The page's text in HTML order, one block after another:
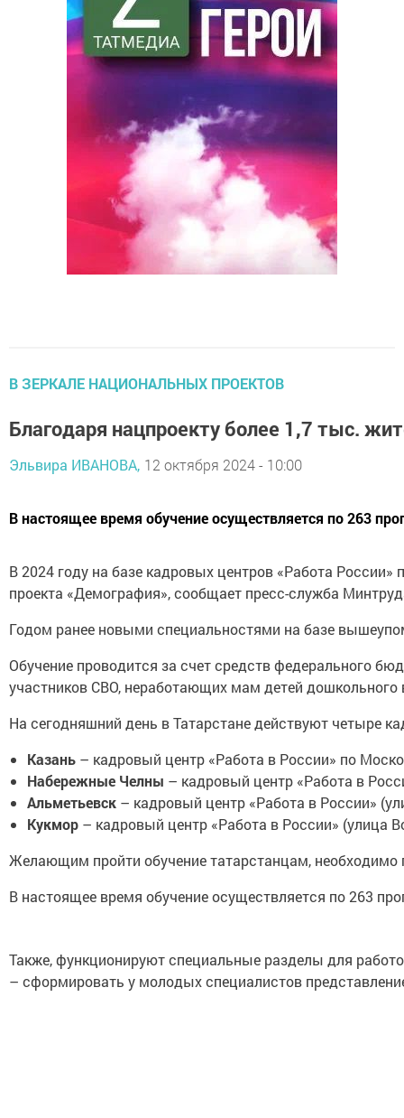
В ЗЕРКАЛЕ НАЦИОНАЛЬНЫХ ПРОЕКТОВ
Благодаря нацпроекту более 1,7 тыс.
Эльвира ИВАНОВА, 12 октября 2024 - 10:00
В настоящее время обучение осуществляется по 263
В 2024 году на базе кадровых центров «Работа
проекта «Демография», сообщает пресс-служба
Годом ранее новыми специальностями на базе
Обучение проводится за счет средств федерального
участников СВО, неработающих мам детей дошкольного
На сегодняшний день в Татарстане действуют четыре
Казань – кадровый центр «Работа в России» по
Набережные Челны – кадровый центр «Работа в
Альметьевск – кадровый центр «Работа в России»
Кукмор ­­­– кадровый центр «Работа в России» (улица
Желающим пройти обучение татарстанцам, необходимо
В настоящее время обучение осуществляется по 263
Также, функционируют специальные разделы для
– сформировать у молодых специалистов